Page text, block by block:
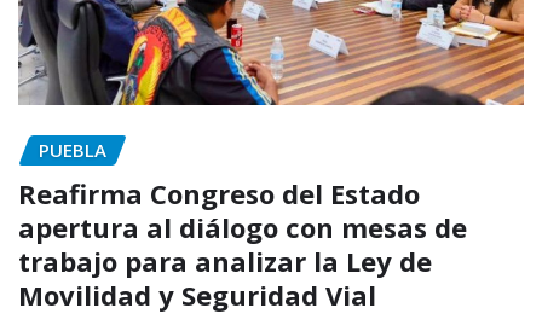
PUEBLA
Reafirma Congreso del Estado
apertura al diálogo con mesas de
trabajo para analizar la Ley de
Movilidad y Seguridad Vial